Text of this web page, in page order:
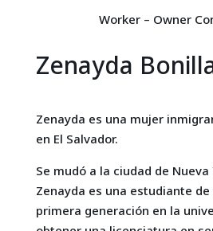
Worker – Owner
Zenayda
Zenayda es una mujer
en El Salvador.
Se mudó a la ciudad de Nueva
Zenayda es una estudiante
primera generación en la